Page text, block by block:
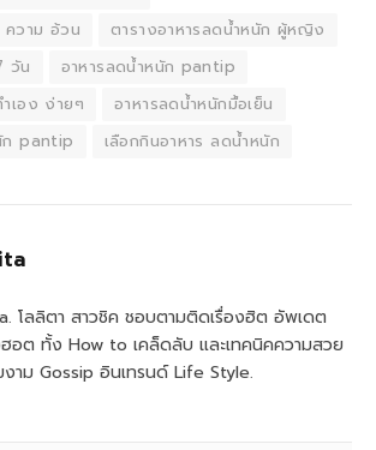
ความ อ้วน
ตารางอาหารลดน้ําหนัก ผู้หญิง
วัน
อาหารลดน้ําหนัก pantip
เอง ง่ายๆ
อาหารลดน้ําหนักมื้อเย็น
ก pantip
เลือกกินอาหาร ลดน้ําหนัก
โลลิตา สาวชิค ชอบตามติดเรื่องฮิต อัพเดต
ฮอต ทั้ง How to เคล็ดลับ และเทคนิคความสวย
งาม Gossip อินเทรนด์ Life Style.